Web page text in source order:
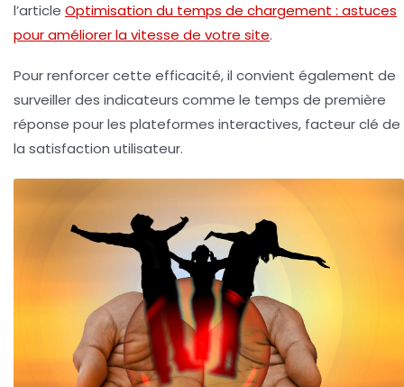
l’article Optimisation du temps de chargement : astuces
pour améliorer la vitesse de votre site.
Pour renforcer cette efficacité, il convient également de
surveiller des indicateurs comme le temps de première
réponse pour les plateformes interactives, facteur clé de
la satisfaction utilisateur.